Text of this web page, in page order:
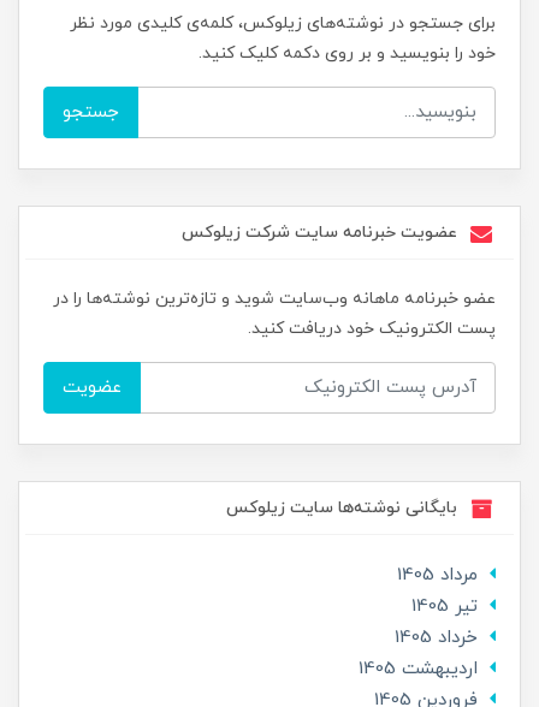
برای جستجو در نوشته‌های زیلوکس، کلمه‌ی کلیدی مورد نظر
خود را بنویسید و بر روی دکمه کلیک کنید.
جستجو
عضویت خبرنامه سایت شرکت زیلوکس
عضو خبرنامه ماهانه وب‌سایت شوید و تازه‌ترین نوشته‌ها را در
پست الکترونیک خود دریافت کنید.
عضویت
بایگانی نوشته‌ها سایت زیلوکس
مرداد 1405
تير 1405
خرداد 1405
ارديبهشت 1405
فروردین 1405